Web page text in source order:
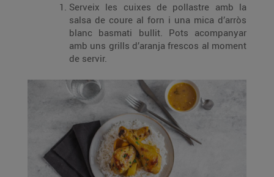
Serveix les cuixes de pollastre amb la
salsa de coure al forn i una mica d’arròs
blanc basmati bullit. Pots acompanyar
amb uns grills d’aranja frescos al moment
de servir.